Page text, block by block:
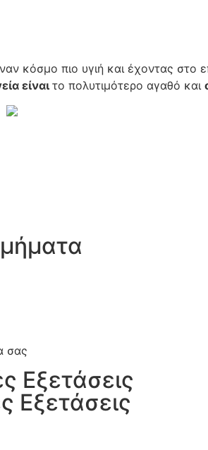
κόσμο πιο υγιή και έχοντας στο
είναιτο πολυτιμότερο αγαθό και
σας
Εξετάσεις
Εξετάσεις